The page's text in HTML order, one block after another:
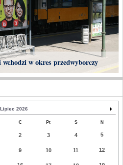
wchodzi w okres przedwyborczy
Lipiec 2026
C Pt S N
2 3 4 5
9 10 11 12